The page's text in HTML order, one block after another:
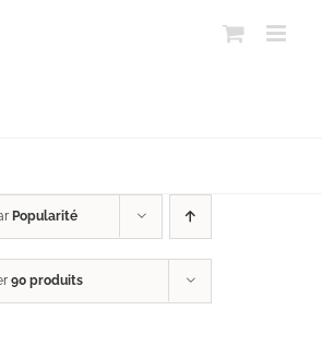
Popularité
90 produits